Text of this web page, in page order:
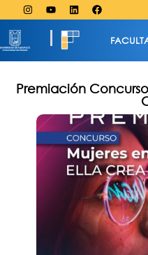
Premiación